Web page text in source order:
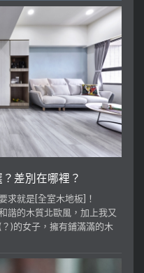
差別在哪裡？
求就是[全室木地板]！
諧的木質北歐風，加上我又
)的女子，擁有鋪滿滿的木